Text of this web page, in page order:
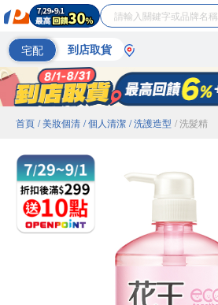
宅配 到店取貨
首頁 / 美妝個清 / 個人清潔 / 洗護造型 / 洗髮精